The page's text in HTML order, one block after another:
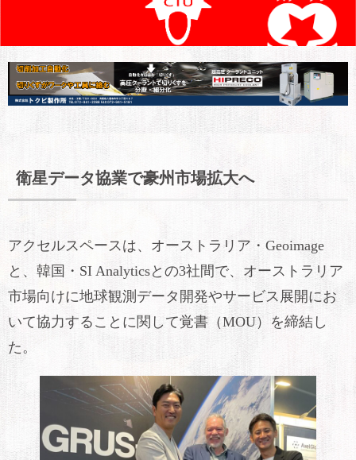
衛星データ協業で豪州市場拡大へ
アクセルスペースは、オーストラリア・Geoimage
と、韓国・SI Analyticsとの3社間で、オーストラリア
市場向けに地球観測データ開発やサービス展開にお
いて協力することに関して覚書（MOU）を締結し
た。